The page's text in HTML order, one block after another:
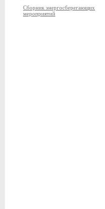
Сборник энергосберегающих
мероприятий